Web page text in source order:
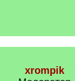
xrompik